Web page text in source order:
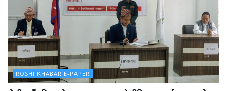
ROSHI KHABAR E-PAPER